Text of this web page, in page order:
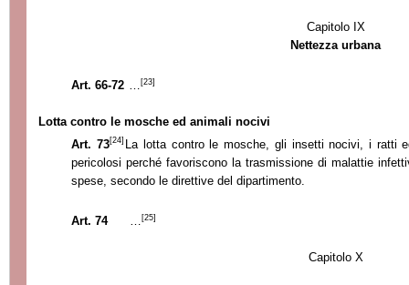
Capitolo IX
Nettezza urbana
Art. 66-72 … [23]
Lotta contro le mosche ed animali nocivi
Art. 73[24]
La lotta contro le mosche, gli insetti nocivi, i ratti
pericolosi perché favoriscono la trasmissione di malattie
spese, secondo le direttive del dipartimento.
Art. 74 … [25]
Capitolo X